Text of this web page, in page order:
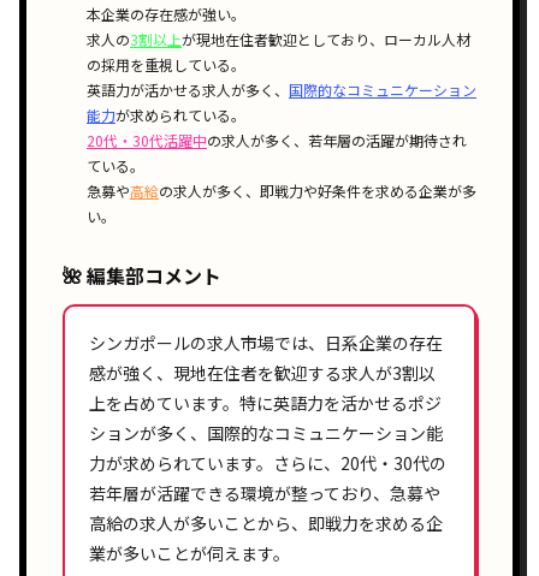
本企業の存在感が強い。
求人の3割以上が現地在住者歓迎としており、 ローカル人材
の採用を重視している。
英語力が活かせる求人が多く、 国際的なコミュニケーション
能力が求められている。
20代・30代活躍中の求人が多く、 若年層の活躍が期待され
ている。
急募や高給の求人が多く、 即戦力や好条件を求める企業が多
い。
🌺 編集部コメント
シンガポールの求人市場では、 日系企業の存在
感が強く、 現地在住者を歓迎する求人が3割以
上を占めています。特に英語力を活かせるポジ
ションが多く、 国際的なコミュニケーション能
力が求められています。さらに、 20代・30代の
若年層が活躍できる環境が整っており、 急募や
高給の求人が多いことから、即戦力を求める企
業が多いことが伺えます。